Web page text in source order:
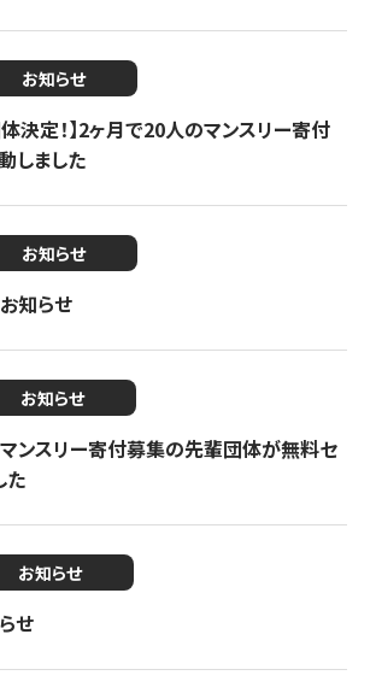
お知らせ
決定！】2ヶ月で20人のマンスリー寄付
しました
お知らせ
知らせ
お知らせ
マンスリー寄付募集の先輩団体が無料セ
た
お知らせ
せ